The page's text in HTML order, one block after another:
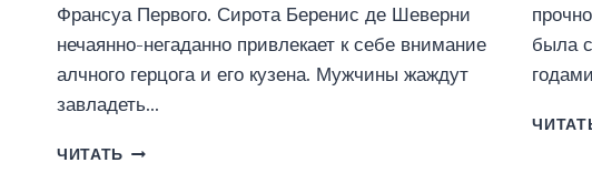
Франсуа Первого. Сирота Беренис де Шеверни
нечаянно-негаданно привлекает к себе внимание
алчного герцога и его кузена. Мужчины жаждут
завладеть…
ЧИТАТЬ МИР,
была